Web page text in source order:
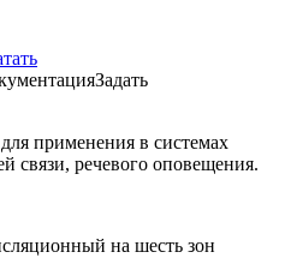
Задать
применения в системах
связи, речевого оповещения.
на шесть зон